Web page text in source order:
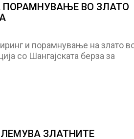
ПОРАМНУВАЊЕ ВО ЗЛАТО
и порамнување на злато
со Шангајската берза за
ЗЛАТНИТЕ